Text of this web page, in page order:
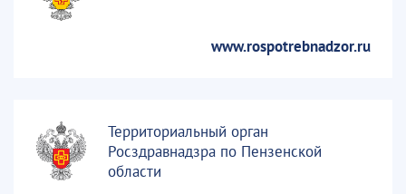
www.rospotrebnadzor.ru
Территориальный орган
Росздравнадзра по Пензенской
области